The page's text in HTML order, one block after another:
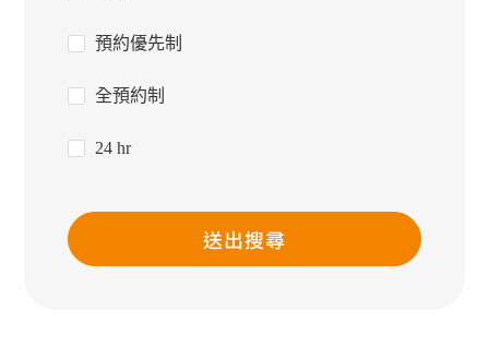
預約優先制
全預約制
24 hr
送出搜尋